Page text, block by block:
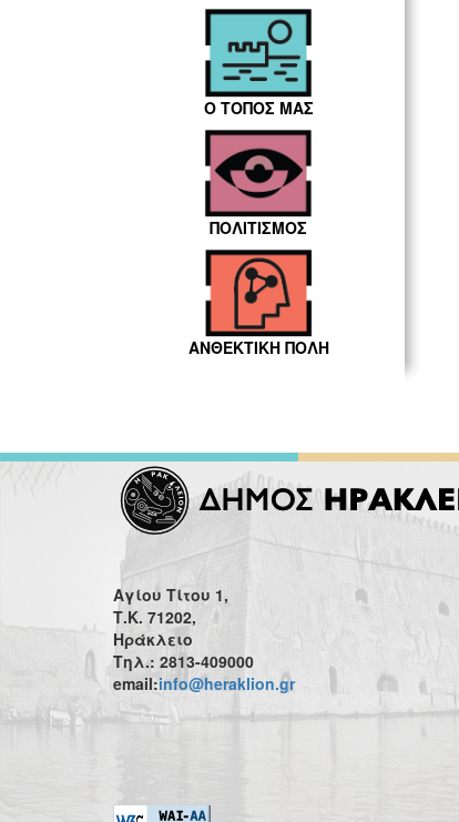
Ο ΤΟΠΟΣ ΜΑΣ
ΠΟΛΙΤΙΣΜΟΣ
ΑΝΘΕΚΤΙΚΗ ΠΟΛΗ
Αγίου Τίτου 1,
Τ.Κ. 71202,
Ηράκλειο
Τηλ.: 2813-409000
email:info@heraklion.gr